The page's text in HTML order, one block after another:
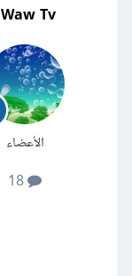
Waw Tv
الأعضاء